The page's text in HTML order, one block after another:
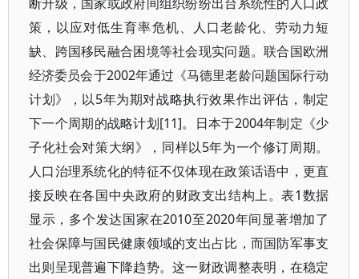
策，以应对低生育率危机、人口老龄化、劳动力短
缺、跨国移民融合困境等社会现实问题。联合国欧洲
经济委员会于2002年通过《马德里老龄问题国际行动
计划》，以5年为期对战略执行效果作出评估，制定
下一个周期的战略计划[11]。日本于2004年制定《少
子化社会对策大纲》，同样以5年为一个修订周期。
人口治理系统化的特征不仅体现在政策话语中，更直
接反映在各国中央政府的财政支出结构上。表1数据
显示，多个发达国家在2010至2020年间显著增加了
社会保障与国民健康领域的支出占比，而国防军事支
出则呈现普遍下降趋势。这一财政调整表明，在稳定